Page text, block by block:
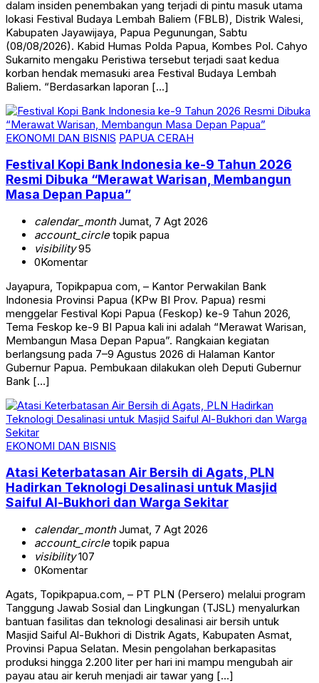
dalam insiden penembakan yang terjadi di pintu masuk utama
lokasi Festival Budaya Lembah Baliem (FBLB), Distrik Walesi,
Kabupaten Jayawijaya, Papua Pegunungan, Sabtu
(08/08/2026). Kabid Humas Polda Papua, Kombes Pol. Cahyo
Sukarnito mengaku Peristiwa tersebut terjadi saat kedua
korban hendak memasuki area Festival Budaya Lembah
Baliem. “Berdasarkan laporan […]
EKONOMI DAN BISNIS PAPUA CERAH
Festival Kopi Bank Indonesia ke-9 Tahun 2026
Resmi Dibuka “Merawat Warisan, Membangun
Masa Depan Papua”
calendar_monthJumat, 7 Agt 2026
account_circletopik papua
visibility95
0Komentar
Jayapura, Topikpapua com, – Kantor Perwakilan Bank
Indonesia Provinsi Papua (KPw BI Prov. Papua) resmi
menggelar Festival Kopi Papua (Feskop) ke-9 Tahun 2026,
Tema Feskop ke-9 BI Papua kali ini adalah “Merawat Warisan,
Membangun Masa Depan Papua”. Rangkaian kegiatan
berlangsung pada 7–9 Agustus 2026 di Halaman Kantor
Gubernur Papua. Pembukaan dilakukan oleh Deputi Gubernur
Bank […]
EKONOMI DAN BISNIS
Atasi Keterbatasan Air Bersih di Agats, PLN
Hadirkan Teknologi Desalinasi untuk Masjid
Saiful Al-Bukhori dan Warga Sekitar
calendar_monthJumat, 7 Agt 2026
account_circletopik papua
visibility107
0Komentar
Agats, Topikpapua.com, – PT PLN (Persero) melalui program
Tanggung Jawab Sosial dan Lingkungan (TJSL) menyalurkan
bantuan fasilitas dan teknologi desalinasi air bersih untuk
Masjid Saiful Al-Bukhori di Distrik Agats, Kabupaten Asmat,
Provinsi Papua Selatan. Mesin pengolahan berkapasitas
produksi hingga 2.200 liter per hari ini mampu mengubah air
payau atau air keruh menjadi air tawar yang […]